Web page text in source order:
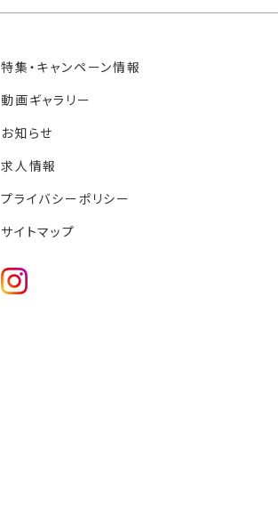
特集・キャンペーン情報
動画ギャラリー
お知らせ
求人情報
プライバシーポリシー
サイトマップ